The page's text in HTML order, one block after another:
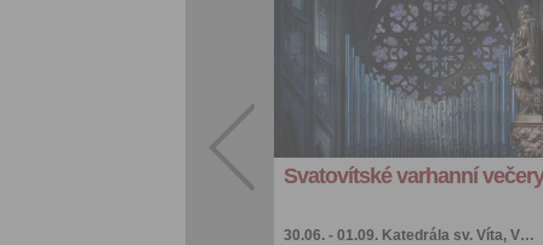
Svatovítské varhanní večery
30.06. - 01.09. Katedrála sv. Víta, V…
Přidat do
oblíbených
Sdílet:
Facebook
export do
kalendáře
Více výhod pro